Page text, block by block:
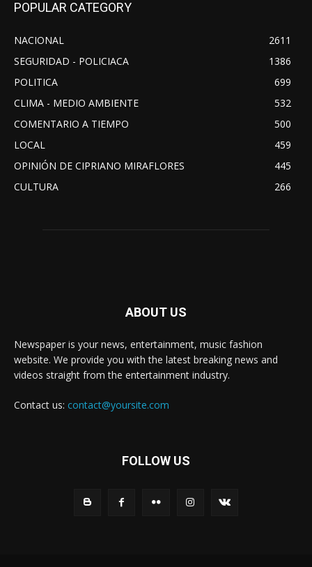
POPULAR CATEGORY
NACIONAL
2611
SEGURIDAD - POLICIACA
1386
POLITICA
699
CLIMA - MEDIO AMBIENTE
532
COMENTARIO A TIEMPO
500
LOCAL
459
OPINIÓN DE CIPRIANO MIRAFLORES
445
CULTURA
266
ABOUT US
Newspaper is your news, entertainment, music fashion
website. We provide you with the latest breaking news and
videos straight from the entertainment industry.
Contact us: contact@yoursite.com
FOLLOW US